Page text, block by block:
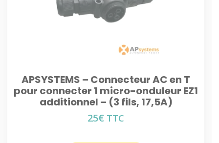
APSYSTEMS – Connecteur AC en T
pour connecter 1 micro-onduleur EZ1
additionnel – (3 fils, 17,5A)
25€ TTC